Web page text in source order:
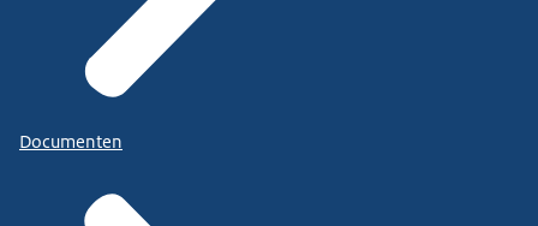
Documenten